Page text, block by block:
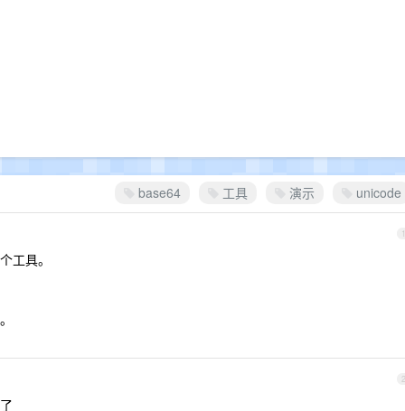
base64 工具 演示 unicode
1
工具。
2